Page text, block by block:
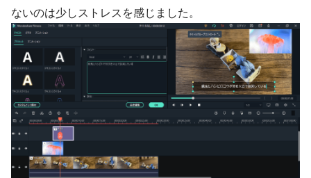
ないのは少しストレスを感じました。